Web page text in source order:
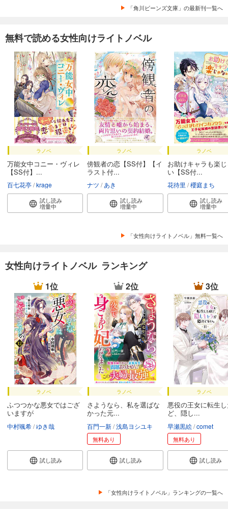
「角川ビーンズ文庫」の最新刊一覧へ
無料で読める女性向けライトノベル
ラノベ
万能女中コニー・ヴィレ
【SS付】...
百七花亭 krage
試し読み
増量中
ラノベ
傍観者の恋【SS付】【イ
ラスト付...
ナツ あき
試し読み
増量中
ラノベ
お助けキャラも楽
い【SS付...
花待里 櫻庭まち
試し読み
増量中
「女性向けライトノベル」無料一覧へ
女性向けライトノベル ランキング
1位
ラノベ
ふつつかな悪女ではござ
いますが
中村颯希 ゆき哉
試し読み
2位
ラノベ
さようなら、私を選ばな
かった元...
百門一新 浅島ヨシユキ
無料あり
試し読み
3位
ラノベ
悪役の王女に転生
ど、隠し...
早瀬黒絵 comet
無料あり
試し読み
「女性向けライトノベル」ランキングの一覧へ